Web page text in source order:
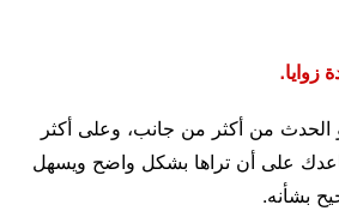
زوايا.
الحدث من أكثر من جانب، وعلى أكثر
على أن تراها بشكل واضح ويسهل
بشأنه.